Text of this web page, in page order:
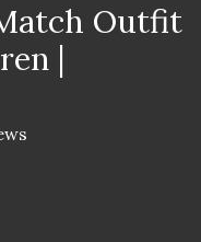
Outfit
|